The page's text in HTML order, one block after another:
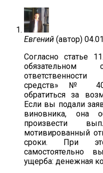
Евгений (автор)
Согласно статье
обязательном
средств» № 40-
обратиться за
Если вы подали
виновника, она
произвести
мотивированный
сроки. При
самостоятельно
ущерба: денежная